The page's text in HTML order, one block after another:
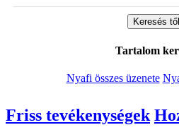
Keresés
Tartalom
Nyafi összes üzenete
Friss tevékenységek